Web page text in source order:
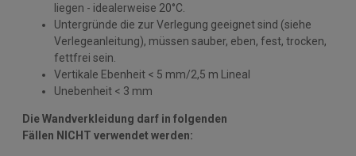
liegen - idealerweise 20°C.
Untergründe die zur Verlegung geeignet sind (siehe
Verlegeanleitung), müssen sauber, eben, fest, trocken,
fettfrei sein.
Vertikale Ebenheit < 5 mm/2,5 m Lineal
Unebenheit < 3 mm
Die Wandverkleidung darf in folgenden
Fällen NICHT verwendet werden: